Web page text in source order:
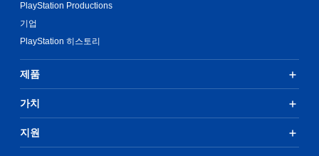
PlayStation Productions
기업
PlayStation 히스토리
제품
가치
지원